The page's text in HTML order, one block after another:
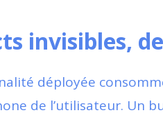
invisibles,
déployée
de l’utilisateur. Un